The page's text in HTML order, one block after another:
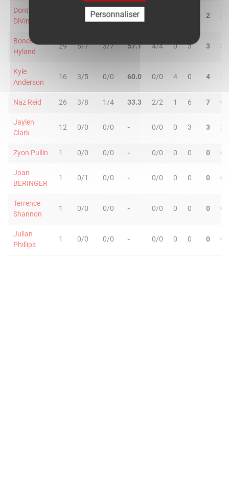
Donte
DiVincenzo
2/7 33.3 2 2
Bones
Hyland
29 5/7 3/7 57.1 4/4 0 3 3 3
Kyle
Anderson
16 3/5 0/0 60.0 0/0 4 0 4 3
Naz Reid 26 3/8 1/4 33.3 2/2 1 6 7 0
Jaylen
Clark
12 0/0 0/0 - 0/0 0 3 3 2
Zyon Pullin 1 0/0 0/0 - 0/0 0 0 0 0
Joan
BERINGER
1 0/1 0/0 - 0/0 0 0 0 0
Terrence
Shannon
1 0/0 0/0 - 0/0 0 0 0 0
Julian
Phillips
1 0/0 0/0 - 0/0 0 0 0 0
Personnaliser